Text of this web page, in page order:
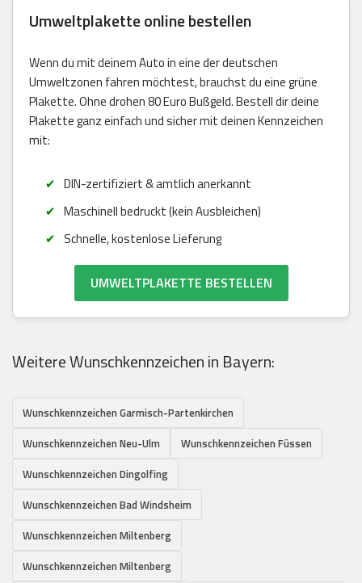
Umweltplakette online bestellen
Wenn du mit deinem Auto in eine der deutschen
Umweltzonen fahren möchtest, brauchst du eine grüne
Plakette. Ohne drohen 80 Euro Bußgeld. Bestell dir deine
Plakette ganz einfach und sicher mit deinen Kennzeichen
mit:
DIN-zertifiziert & amtlich anerkannt
Maschinell bedruckt (kein Ausbleichen)
Schnelle, kostenlose Lieferung
UMWELTPLAKETTE BESTELLEN
Weitere Wunschkennzeichen in Bayern:
Wunschkennzeichen Garmisch-Partenkirchen
Wunschkennzeichen Neu-Ulm
Wunschkennzeichen Füssen
Wunschkennzeichen Dingolfing
Wunschkennzeichen Bad Windsheim
Wunschkennzeichen Miltenberg
Wunschkennzeichen Miltenberg